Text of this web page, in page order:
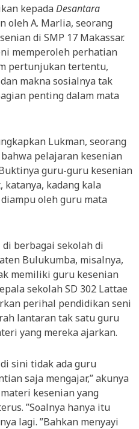
kepadaDesantara
oleh A. Marlia, seorang
di SMP 17 Makassar.
memperoleh perhatian
pertunjukan tertentu,
makna sosialnya tak
penting dalam mata
Lukman, seorang
pelajaran kesenian
guru-guru kesenian
kadang kala
oleh guru mata
berbagai sekolah di
Bulukumba, misalnya,
memiliki guru kesenian
sekolah SD 302 Lattae
perihal pendidikan seni
lantaran tak satu guru
yang mereka ajarkan.
sini tidak ada guru
saja mengajar,” akunya
kesenian yang
”Soalnya hanya itu
lagi. ”Bahkan menyayi